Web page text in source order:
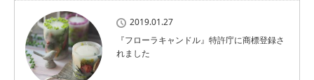
2019.01.27
『フローラキャンドル』特許庁に商標登録さ
れました